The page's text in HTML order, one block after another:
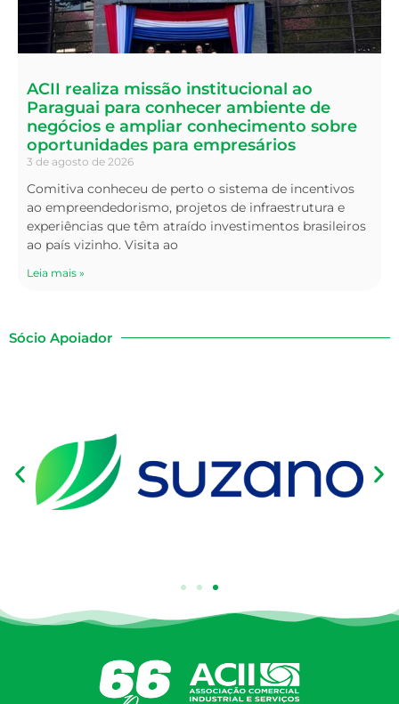
ACII realiza missão institucional ao
Paraguai para conhecer ambiente de
negócios e ampliar conhecimento sobre
oportunidades para empresários
3 de agosto de 2026
Comitiva conheceu de perto o sistema de incentivos
ao empreendedorismo, projetos de infraestrutura e
experiências que têm atraído investimentos brasileiros
ao país vizinho. Visita ao
Leia mais »
Sócio Apoiador